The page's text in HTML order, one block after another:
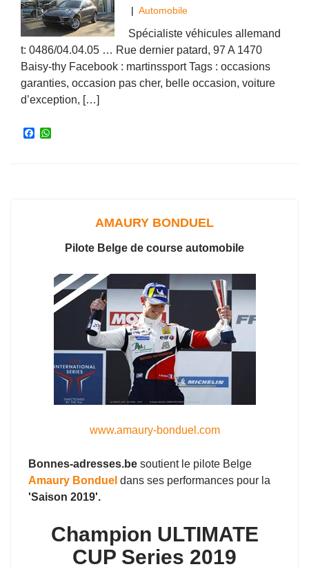
| Automobile
Spécialiste véhicules allemand
t: 0486/04.04.05 … Rue dernier patard, 97 A 1470
Baisy-thy Facebook : martinssport Tags : occasions
garanties, occasion pas cher, belle occasion, voiture
d’exception, […]
F
AMAURY BONDUEL
Pilote Belge de course automobile
www.amaury-bonduel.com
Bonnes-adresses.be soutient le pilote Belge
Amaury Bonduel dans ses performances pour la
'Saison 2019'.
Champion ULTIMATE
CUP Series 2019